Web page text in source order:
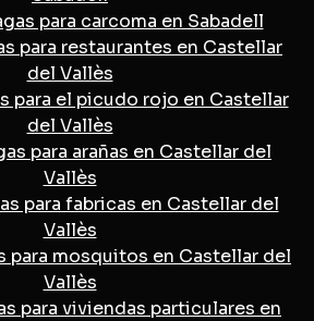
para carcoma en Sabadell
para restaurantes en Castellar
del Vallès
para el picudo rojo en Castellar
del Vallès
para arañas en Castellar del
Vallès
para fabricas en Castellar del
Vallès
para mosquitos en Castellar del
Vallès
para viviendas particulares en